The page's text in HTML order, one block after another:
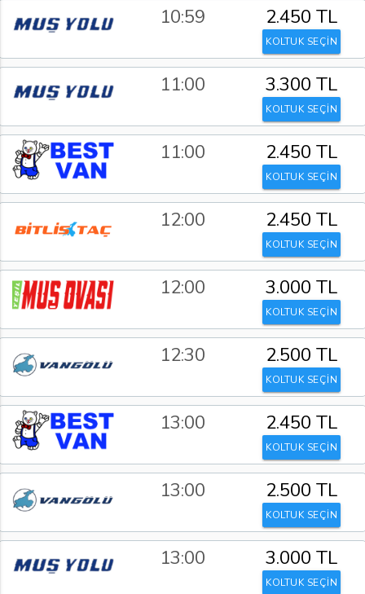
10:59 2.450 TL
KOLTUK SEÇİN
11:00 3.300 TL
KOLTUK SEÇİN
11:00 2.450 TL
KOLTUK SEÇİN
12:00 2.450 TL
KOLTUK SEÇİN
12:00 3.000 TL
KOLTUK SEÇİN
12:30 2.500 TL
KOLTUK SEÇİN
13:00 2.450 TL
KOLTUK SEÇİN
13:00 2.500 TL
KOLTUK SEÇİN
13:00 3.000 TL
KOLTUK SEÇİN